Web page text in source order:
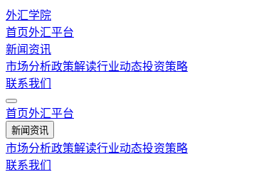
外汇学院
首页外汇平台
新闻资讯
市场分析政策解读行业动态投资策略
联系我们
首页外汇平台
新闻资讯
市场分析政策解读行业动态投资策略
联系我们